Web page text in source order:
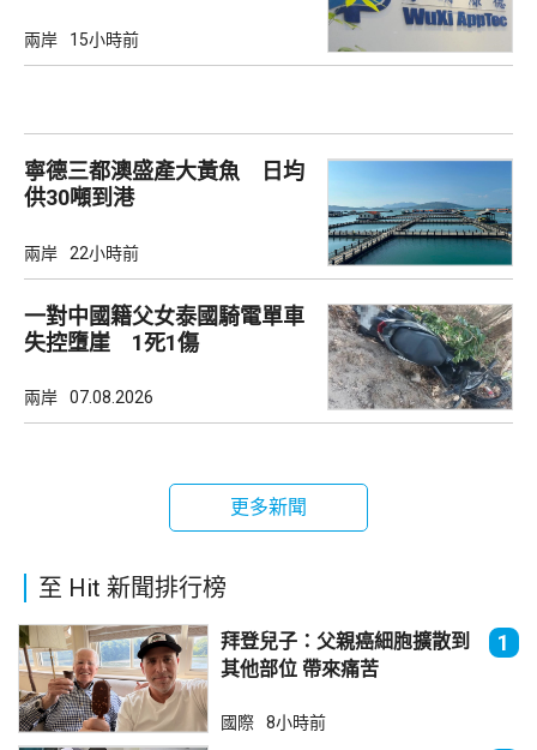
兩岸 15小時前
寧德三都澳盛產大黃魚 日均
供30噸到港
兩岸 22小時前
一對中國籍父女泰國騎電單車
失控墮崖 1死1傷
兩岸 07.08.2026
更多新聞
至 Hit 新聞排行榜
拜登兒子：父親癌細胞擴散到
其他部位 帶來痛苦
1
國際 8小時前